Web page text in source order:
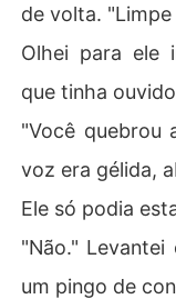
de volta. "Limpe
Olhei para ele
que tinha
"Você quebrou
voz era gélida,
Ele só podia
"Não."
um pingo de